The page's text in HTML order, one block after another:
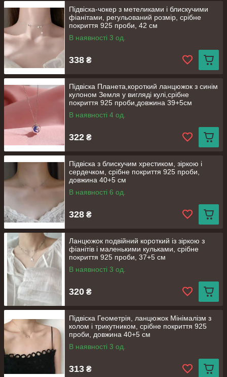
Підвіска-чокер з метеликами і блискучими
фіанітами, регульований розмір, срібне
покриття 925 проби, 42 см
В наявності 3 од.
338 ₴
Підвіска Планета,короткий ланцюжок з синім
кулоном Земля у вигляді кулі,срібне
покриття 925 проби,довжина 39+5см
В наявності 4 од.
322 ₴
Підвіска з блискучим хрестиком, зіркою і
сердечком, срібне покриття 925 проби,
довжина 40+5 см
В наявності 6 од.
328 ₴
Ланцюжок подвійний короткий із зіркою з
фіанітів і маленькими кульками, срібне
покриття 925 проби, 37+5 см
В наявності 3 од.
320 ₴
Підвіска Геометрія, ланцюжок Мінімалізм з
колом і трикутником, срібне покриття 925
проби, довжина 40+5 см
В наявності 3 од.
313 ₴